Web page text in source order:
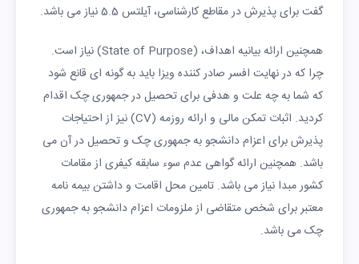
گفت برای پذیرش در مقاطع کارشناسی، آیلتس 5.5 نیاز می باشد.
همچنین ارائه بیانیه اهداف، (State of Purpose) نیاز است.
چرا که در نهایت افسر صادر کننده ویزا باید به گونه ای قانع شود
که شما به چه علت و هدفی برای تحصیل در جمهوری چک اقدام
کردید. اثبات تمکن مالی و ارائه روزمه (CV) نیز از احتیاجات
پذیرش برای اعزام دانشجو به جمهوری چک و تحصیل در آن می
باشد. همچنین ارائه گواهی عدم سوء سابقه کیفری از مقامات
کشور مبدا نیاز می باشد. تامین محل اقامت و داشتن بیمه نامه
معتبر برای شخص متقاضی از ملزومات اعزام دانشجو به جمهوری
چک می باشد.